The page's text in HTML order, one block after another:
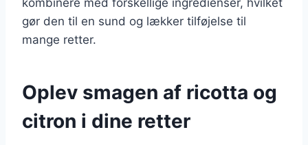
gør den til en sund og lækker tilføjelse til
mange retter.
Oplev smagen af ricotta og
citron i dine retter